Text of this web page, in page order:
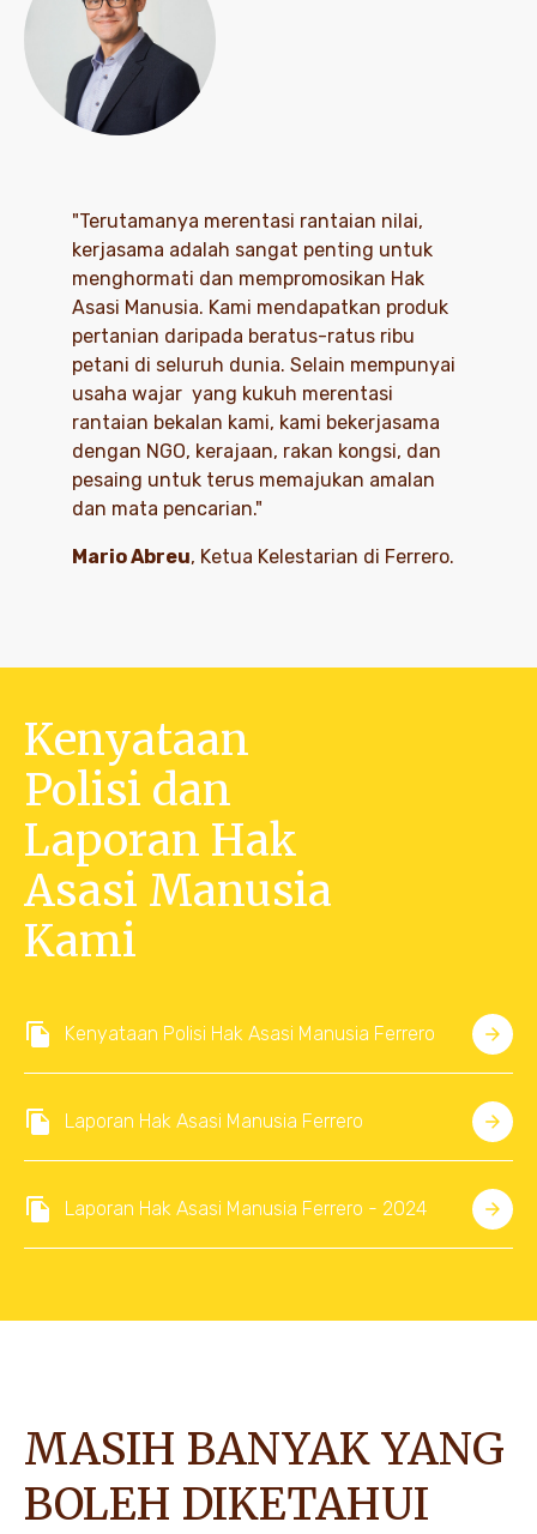
"Terutamanya merentasi rantaian nilai,
kerjasama adalah sangat penting untuk
menghormati dan mempromosikan Hak
Asasi Manusia. Kami mendapatkan produk
pertanian daripada beratus-ratus ribu
petani di seluruh dunia. Selain mempunyai
usaha wajar yang kukuh merentasi
rantaian bekalan kami, kami bekerjasama
dengan NGO, kerajaan, rakan kongsi, dan
pesaing untuk terus memajukan amalan
dan mata pencarian."
Mario Abreu, Ketua Kelestarian di Ferrero.
Kenyataan
Polisi dan
Laporan Hak
Asasi Manusia
Kami
Kenyataan Polisi Hak Asasi Manusia Ferrero
Laporan Hak Asasi Manusia Ferrero
Laporan Hak Asasi Manusia Ferrero - 2024
MASIH BANYAK YANG
BOLEH DIKETAHUI